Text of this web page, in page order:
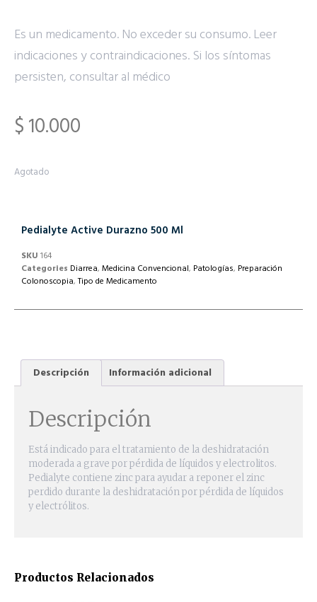
Es un medicamento. No exceder su consumo. Leer
indicaciones y contraindicaciones. Si los síntomas
persisten, consultar al médico
$10.000
Agotado
Productos Relacionados
Pedialyte Active Durazno 500 Ml
SKU 164
Categories Diarrea, Medicina Convencional, Patologías, Preparación
Colonoscopia,Tipo de Medicamento
Descripción Información adicional
Descripción
Está indicado para el tratamiento de la deshidratación
moderada a grave por pérdida de líquidos y electrolitos.
Pedialyte contiene zinc para ayudar a reponer el zinc
perdido durante la deshidratación por pérdida de líquidos
y electrólitos.